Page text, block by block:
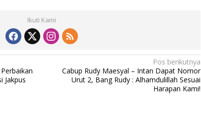
Ikuti Kami
Jakpus
Pos berikutnya
Cabup Rudy Maesyal – Intan Dapat Nomor
Urut 2, Bang Rudy : Alhamdulillah Sesuai
Harapan Kami!